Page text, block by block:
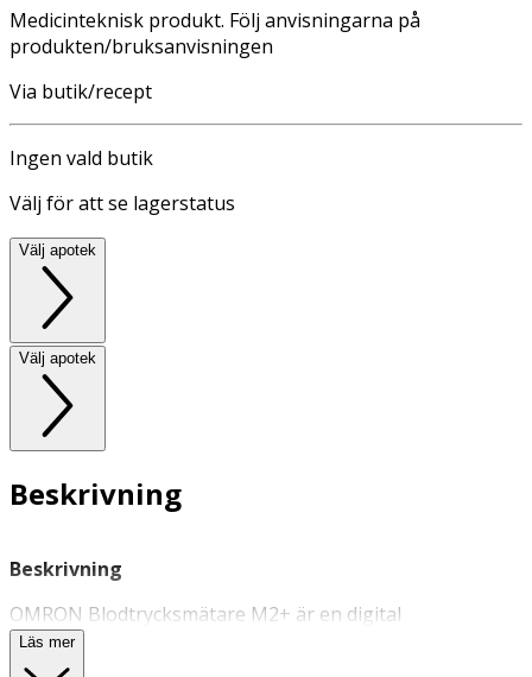
Medicinteknisk produkt. Följ anvisningarna på
produkten/bruksanvisningen
Via butik/recept
Ingen vald butik
Välj för att se lagerstatus
Välj apotek
Välj apotek
Beskrivning
Beskrivning
OMRON Blodtrycksmätare M2+ är en digital
blodtrycksmätare som är avsedd för mätning av
blodtryck och puls hos vuxna patienter. Den här
Läs mer